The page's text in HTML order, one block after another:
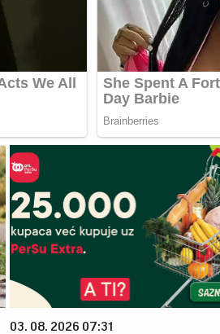
03. 08. 2026 07:31